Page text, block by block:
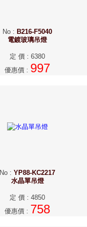
No : B216-F5040
電鍍玻璃吊燈
定 價 : 6380
優惠價 : 997
No : YP88-KC2217
水晶單吊燈
定 價 : 4850
優惠價 : 758